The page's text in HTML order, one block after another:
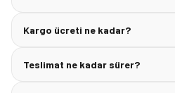
Kargo ücreti ne kadar?
Teslimat ne kadar sürer?